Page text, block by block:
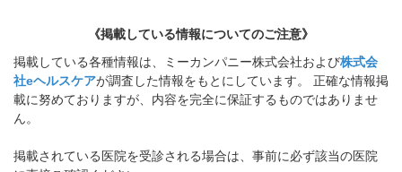
《掲載している情報についてのご注意》
掲載している各種情報は、ミーカンパニー株式会社および株式会
社eヘルスケアが調査した情報をもとにしています。 正確な情報掲
載に努めておりますが、内容を完全に保証するものではありませ
ん。
掲載されている医院を受診される場合は、事前に必ず該当の医院